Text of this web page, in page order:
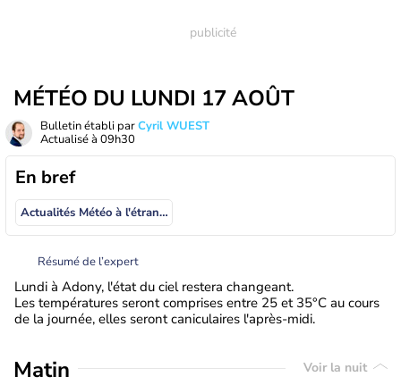
MÉTÉO DU LUNDI 17 AOÛT
Bulletin établi parCyril WUEST
Actualisé à 09h30
En bref
Actualités Météo à l'étranger
Résumé de l’expert
Lundi à Adony, l'état du ciel restera changeant.
Les températures seront comprises entre 25 et 35°C au cours
de la journée, elles seront caniculaires l'après-midi.
Matin Voir la nuit